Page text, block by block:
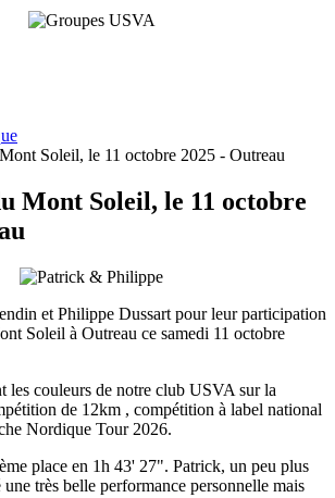
Soleil, le 11 octobre 2025 - Outreau
Mont Soleil, le 11 octobre
et Philippe Dussart pour leur participation
Soleil à Outreau ce samedi 11 octobre
les couleurs de notre club USVA sur la
de 12km , compétition à label national
Nordique Tour 2026.
place en 1h 43' 27". Patrick, un peu plus
une très belle performance personnelle mais